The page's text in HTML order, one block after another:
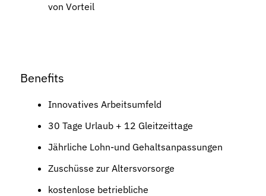
von Vorteil
Benefits
Innovatives Arbeitsumfeld
30 Tage Urlaub + 12 Gleitzeittage
Jährliche Lohn-und Gehaltsanpassungen
Zuschüsse zur Altersvorsorge
kostenlose betriebliche